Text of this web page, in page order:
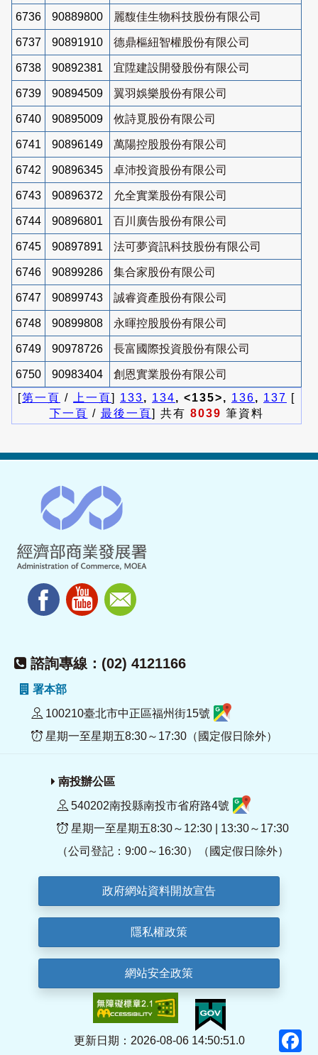
6736 90889800 麗馥佳生物科技股份有限公司
6737 90891910 德鼎樞紐智權股份有限公司
6738 90892381 宜陞建設開發股份有限公司
6739 90894509 翼羽娛樂股份有限公司
6740 90895009 攸詩覓股份有限公司
6741 90896149 萬陽控股股份有限公司
6742 90896345 卓沛投資股份有限公司
6743 90896372 允全實業股份有限公司
6744 90896801 百川廣告股份有限公司
6745 90897891 法可夢資訊科技股份有限公司
6746 90899286 集合家股份有限公司
6747 90899743 誠睿資產股份有限公司
6748 90899808 永暉控股股份有限公司
6749 90978726 長富國際投資股份有限公司
6750 90983404
創恩實業股份有限公司
[第一頁 / 上一頁] 133, 134, <135>, 136, 137 [
下一頁 / 最後一頁] 共有 8039 筆資料
諮詢專線：(02) 4121166
署本部
100210臺北市中正區福州街15號
星期一至星期五8:30～17:30（國定假日除外）
南投辦公區
540202南投縣南投市省府路4號
星期一至星期五8:30～12:30 | 13:30～17:30
（公司登記：9:00～16:30）（國定假日除外）
政府網站資料開放宣告
隱私權政策
網站安全政策
更新日期：2026-08-06 14:50:51.0